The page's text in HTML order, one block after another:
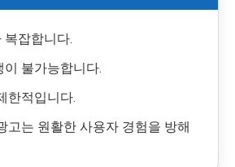
복잡합니다.
이 불가능합니다.
한적입니다.
고는 원활한 사용자 경험을 방해